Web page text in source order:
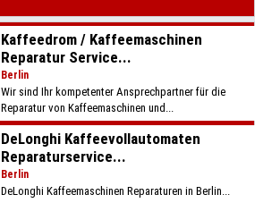
Kaffeedrom / Kaffeemaschinen
Reparatur Service...
Berlin
Wir sind Ihr kompetenter Ansprechpartner für die
Reparatur von Kaffeemaschinen und...
DeLonghi Kaffeevollautomaten
Reparaturservice...
Berlin
DeLonghi Kaffeemaschinen Reparaturen in Berlin...